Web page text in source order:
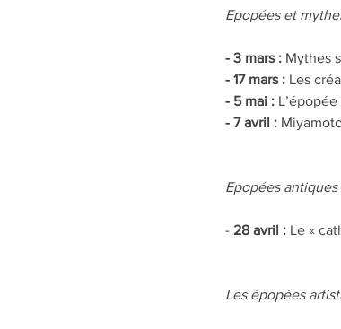
Epopées et
- 3 mars : Mythes
- 17 mars : Les
- 5 mai : L’épopée
- 7 avril :
Epopées
- 28 avril : Le «
Les épopées